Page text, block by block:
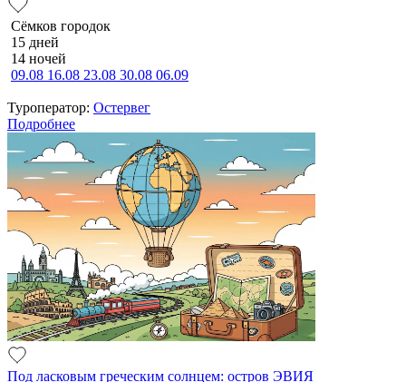
Сёмков городок
15 дней
14 ночей
09.08 16.08 23.08 30.08 06.09
Туроператор: Остервег
Подробнее
Под ласковым греческим солнцем: остров ЭВИЯ